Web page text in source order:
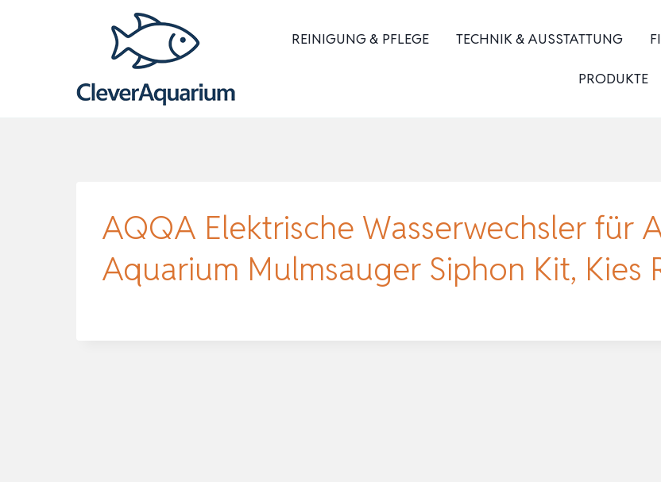
REINIGUNG & PFLEGE TECHNIK & AUSSTATTUNG
PRODUKTE
AQQA Elektrische Wasserwechsler für
Aquarium Mulmsauger Siphon Kit, Kies